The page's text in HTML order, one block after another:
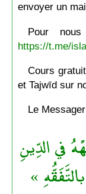
envoyer un
Pour
https://t.me/
Cours
et Tajwīd sur
في الدِّينِ
»